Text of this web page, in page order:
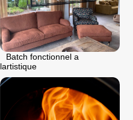
Batch fonctionnel a
lartistique